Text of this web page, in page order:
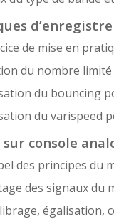
de mise en
du nombre
du bouncing
du varispeed
sur console
des principes du
des signaux du
égalisation,